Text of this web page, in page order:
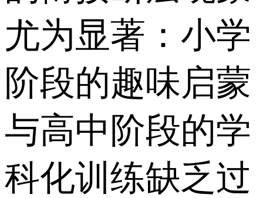
尤为显著：小学
阶段的趣味启蒙
与高中阶段的学
科化训练缺乏过